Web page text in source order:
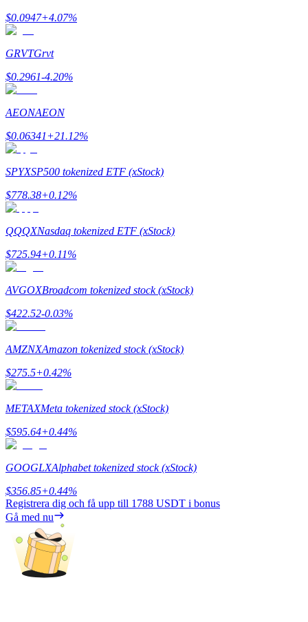
Upp till 65% provision!
Hänvisning
Bjud in en vän för att få kontantbelöningar
BTC Welcome Rewards
BTC Welcome Rewards
$0.0947+4.07%
GRVTGrvt
$0.2961-4.20%
AEONAEON
$0.06341+21.12%
SPYXSP500 tokenized ETF (xStock)
$778.38+0.12%
QQQXNasdaq tokenized ETF (xStock)
$725.94+0.11%
AVGOXBroadcom tokenized stock (xStock)
$422.52-0.03%
AMZNXAmazon tokenized stock (xStock)
$275.5+0.42%
METAXMeta tokenized stock (xStock)
$595.64+0.44%
GOOGLXAlphabet tokenized stock (xStock)
$356.85+0.44%
Registrera dig och få upp till 1788 USDT i bonus
Gå med nu